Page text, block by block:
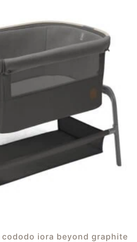
cododo iora beyond graphite